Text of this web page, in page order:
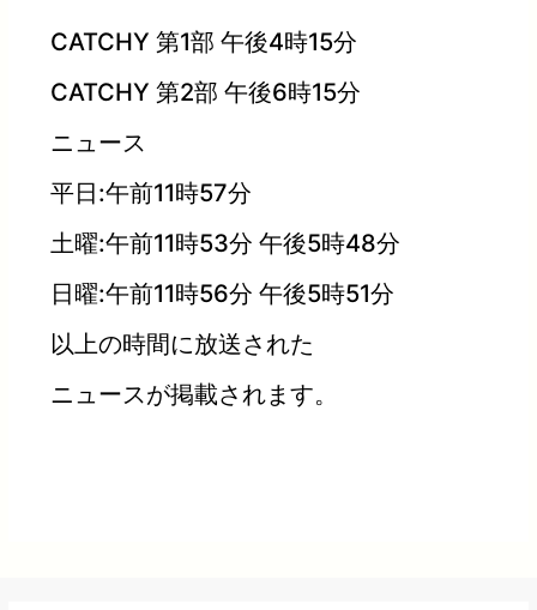
CATCHY 第1部 午後4時15分
CATCHY 第2部 午後6時15分
ニュース
平日:午前11時57分
土曜:午前11時53分 午後5時48分
日曜:午前11時56分 午後5時51分
以上の時間に放送された
ニュースが掲載されます。